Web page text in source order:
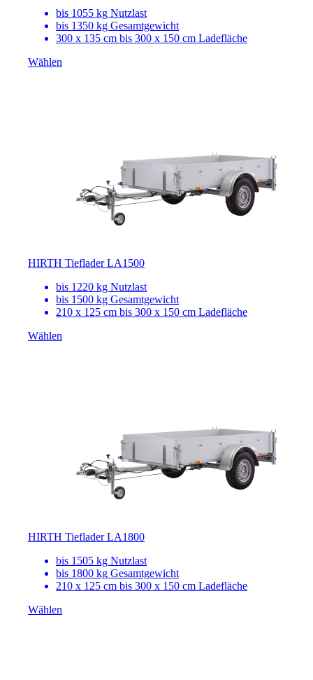
bis 1055 kg Nutzlast
bis 1350 kg Gesamtgewicht
300 x 135 cm bis 300 x 150 cm Ladefläche
Wählen
HIRTH Tieflader LA1500
bis 1220 kg Nutzlast
bis 1500 kg Gesamtgewicht
210 x 125 cm bis 300 x 150 cm Ladefläche
Wählen
HIRTH Tieflader LA1800
bis 1505 kg Nutzlast
bis 1800 kg Gesamtgewicht
210 x 125 cm bis 300 x 150 cm Ladefläche
Wählen